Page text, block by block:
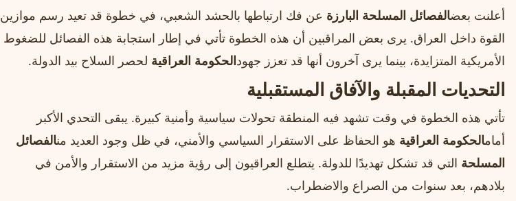
أعلنت بعضالفصائل المسلحة البارزة عن فك ارتباطها بالحشد الشعبي، في خطوة قد تعيد رسم موازين
القوة داخل العراق. يرى بعض المراقبين أن هذه الخطوة تأتي في إطار استجابة هذه الفصائل للضغوط
الأمريكية المتزايدة، بينما يرى آخرون أنها قد تعزز جهودالحكومة العراقية لحصر السلاح بيد الدولة.
التحديات المقبلة والآفاق المستقبلية
تأتي هذه الخطوة في وقت تشهد فيه المنطقة تحولات سياسية وأمنية كبيرة. يبقى التحدي الأكبر
أمامالحكومة العراقية هو الحفاظ على الاستقرار السياسي والأمني، في ظل وجود العديد منالفصائل
المسلحة التي قد تشكل تهديدًا للدولة. يتطلع العراقيون إلى رؤية مزيد من الاستقرار والأمن في
بلادهم، بعد سنوات من الصراع والاضطراب.